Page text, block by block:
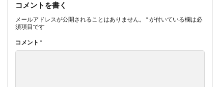
コメントを書く
メールアドレスが公開されることはありません。 *が付いている欄は必
須項目です
コメント *